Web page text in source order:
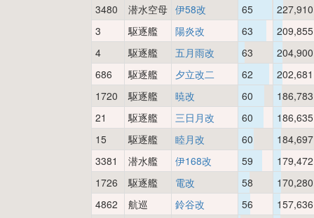
3480
潜水空母 伊58改 65
227,910
3
駆逐艦 陽炎改 63
209,855
4
駆逐艦 五月雨改 63
204,900
686
駆逐艦 夕立改二 62
202,681
1720
駆逐艦 暁改 60
186,783
21
駆逐艦 三日月改 60
186,635
15
駆逐艦 睦月改 60
184,697
3381
潜水艦 伊168改 59
179,472
1726
駆逐艦 電改 58
170,280
4862
航巡 鈴谷改 56
157,636